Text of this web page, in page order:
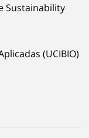
Sustainability
(UCIBIO)